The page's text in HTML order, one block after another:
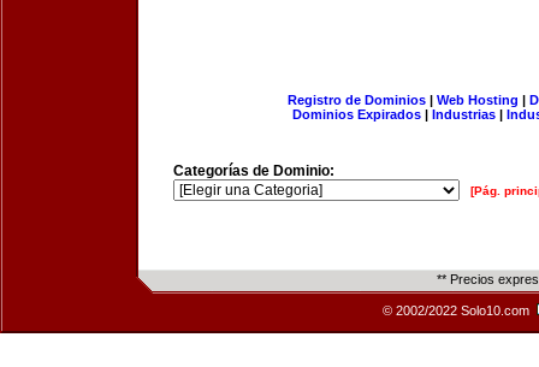
Registro de Dominios| Web Hosting |
Dominios Expirados | Industrias |
Categorías de Dominio:
[Pág.
** Precios
© 2002/2022 Solo10.com